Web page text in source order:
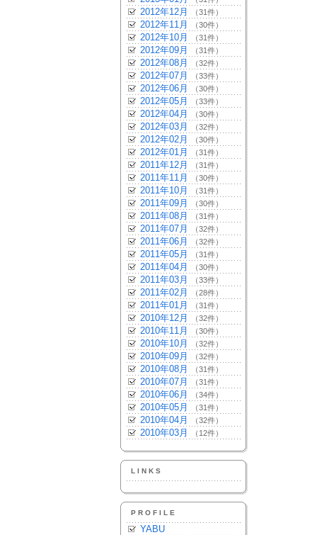
2012年12月 （31件）
2012年11月 （30件）
2012年10月 （31件）
2012年09月 （31件）
2012年08月 （32件）
2012年07月 （33件）
2012年06月 （30件）
2012年05月 （33件）
2012年04月 （30件）
2012年03月 （32件）
2012年02月 （30件）
2012年01月 （31件）
2011年12月 （31件）
2011年11月 （30件）
2011年10月 （31件）
2011年09月 （30件）
2011年08月 （31件）
2011年07月 （32件）
2011年06月 （32件）
2011年05月 （31件）
2011年04月 （30件）
2011年03月 （33件）
2011年02月 （28件）
2011年01月 （31件）
2010年12月 （32件）
2010年11月 （30件）
2010年10月 （32件）
2010年09月 （32件）
2010年08月 （31件）
2010年07月 （31件）
2010年06月 （34件）
2010年05月 （31件）
2010年04月 （32件）
2010年03月 （12件）
LINKS
PROFILE
YABU